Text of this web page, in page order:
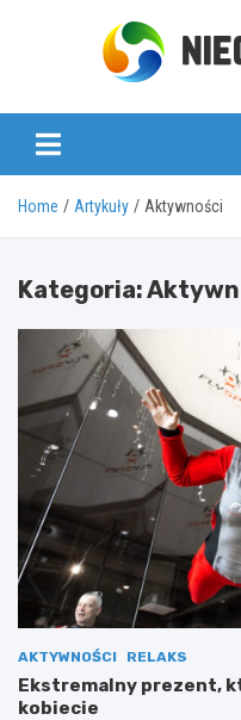
Home Artykuły Aktywności
Kategoria:
AKTYWNOŚCI RELAKS
Ekstremalny prezent,
kobiecie